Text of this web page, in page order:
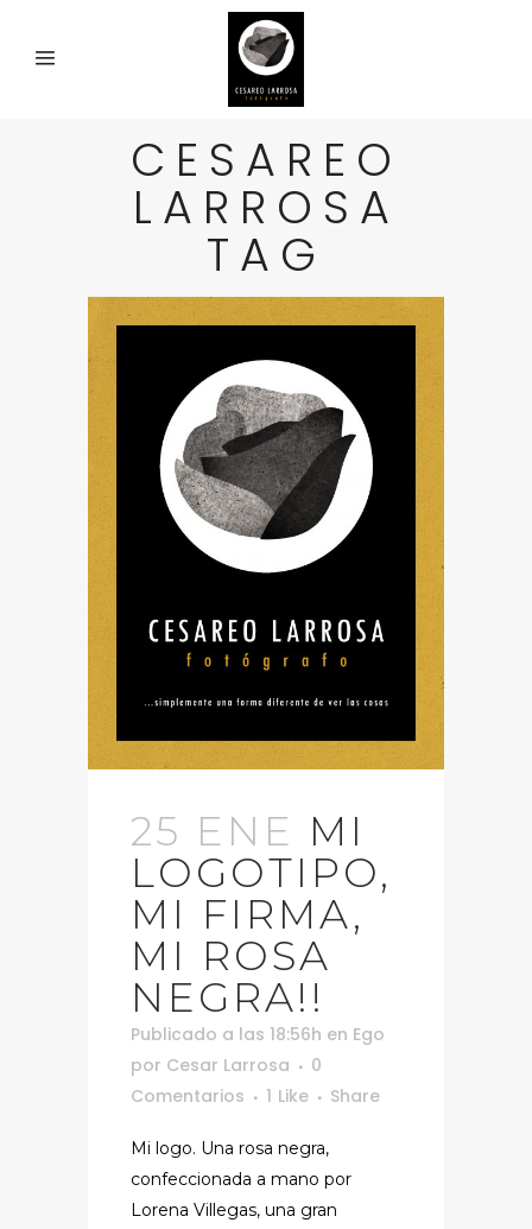
CESAREO
LARROSA
TAG
25 ENE MI
LOGOTIPO,
MI FIRMA,
MI ROSA
NEGRA!!
Publicado a las 18:56h en Ego
por Cesar Larrosa
0
Comentarios
1 Like Share
Mi logo. Una rosa negra,
confeccionada a mano por
Lorena Villegas, una gran